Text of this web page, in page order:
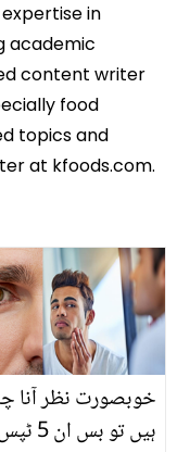
in
academic
content writer
food
topics and
at kfoods.com.
خوبصورت نظر آنا
ہیں تو